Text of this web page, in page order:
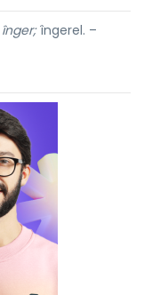
înger;îngerel. –